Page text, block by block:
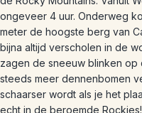
ongeveer 4 uur. Onderweg
meter de hoogste berg van
bijna altijd verscholen in de
zagen de sneeuw blinken op
steeds meer dennenbomen
schaarser wordt als je het
echt in de beroemde Rockies!